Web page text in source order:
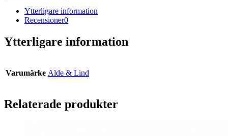
Ytterligare information
Recensioner0
Ytterligare information
Varumärke Alde & Lind
Relaterade produkter